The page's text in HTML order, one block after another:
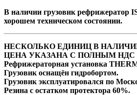
В наличии грузовик рефрижератор
хорошем техническом состоянии.
НЕСКОЛЬКО ЕДИНИЦ В
ЦЕНА УКАЗАНА С ПОЛНЫМ НДС
Рефрижераторная установка
Грузовик оснащён гидробортом.
Грузовик эксплуатировался по
Резина с остатком протектора 60%.